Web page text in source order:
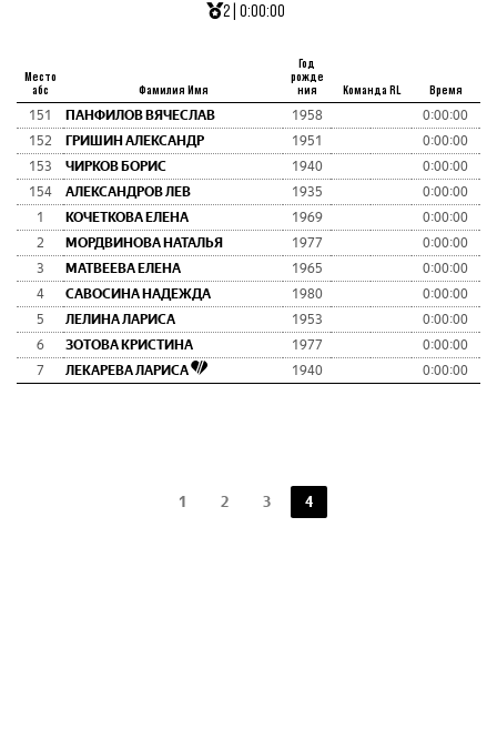
2 | 0:00:00
Место
абс
Фамилия Имя
Год
рожде
ния
Команда RL Время
151 ПАНФИЛОВ ВЯЧЕСЛАВ 1958 0:00:00
152
ГРИШИН АЛЕКСАНДР 1951 0:00:00
153
ЧИРКОВ БОРИС 1940 0:00:00
154
АЛЕКСАНДРОВ ЛЕВ 1935 0:00:00
1
КОЧЕТКОВА ЕЛЕНА 1969 0:00:00
2
МОРДВИНОВА НАТАЛЬЯ 1977 0:00:00
3
МАТВЕЕВА ЕЛЕНА 1965 0:00:00
4
САВОСИНА НАДЕЖДА 1980 0:00:00
5
ЛЕЛИНА ЛАРИСА 1953 0:00:00
6
ЗОТОВА КРИСТИНА 1977 0:00:00
7
ЛЕКАРЕВА ЛАРИСА 1940 0:00:00
1 2 3 4